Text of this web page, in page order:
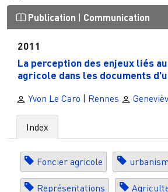
Publication | Communication
2011
La perception des enjeux liés
agricole dans les documents
Yvon Le Caro Rennes
Index
Foncier agricole
Représentations